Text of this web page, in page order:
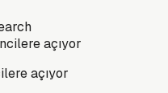
açıyor